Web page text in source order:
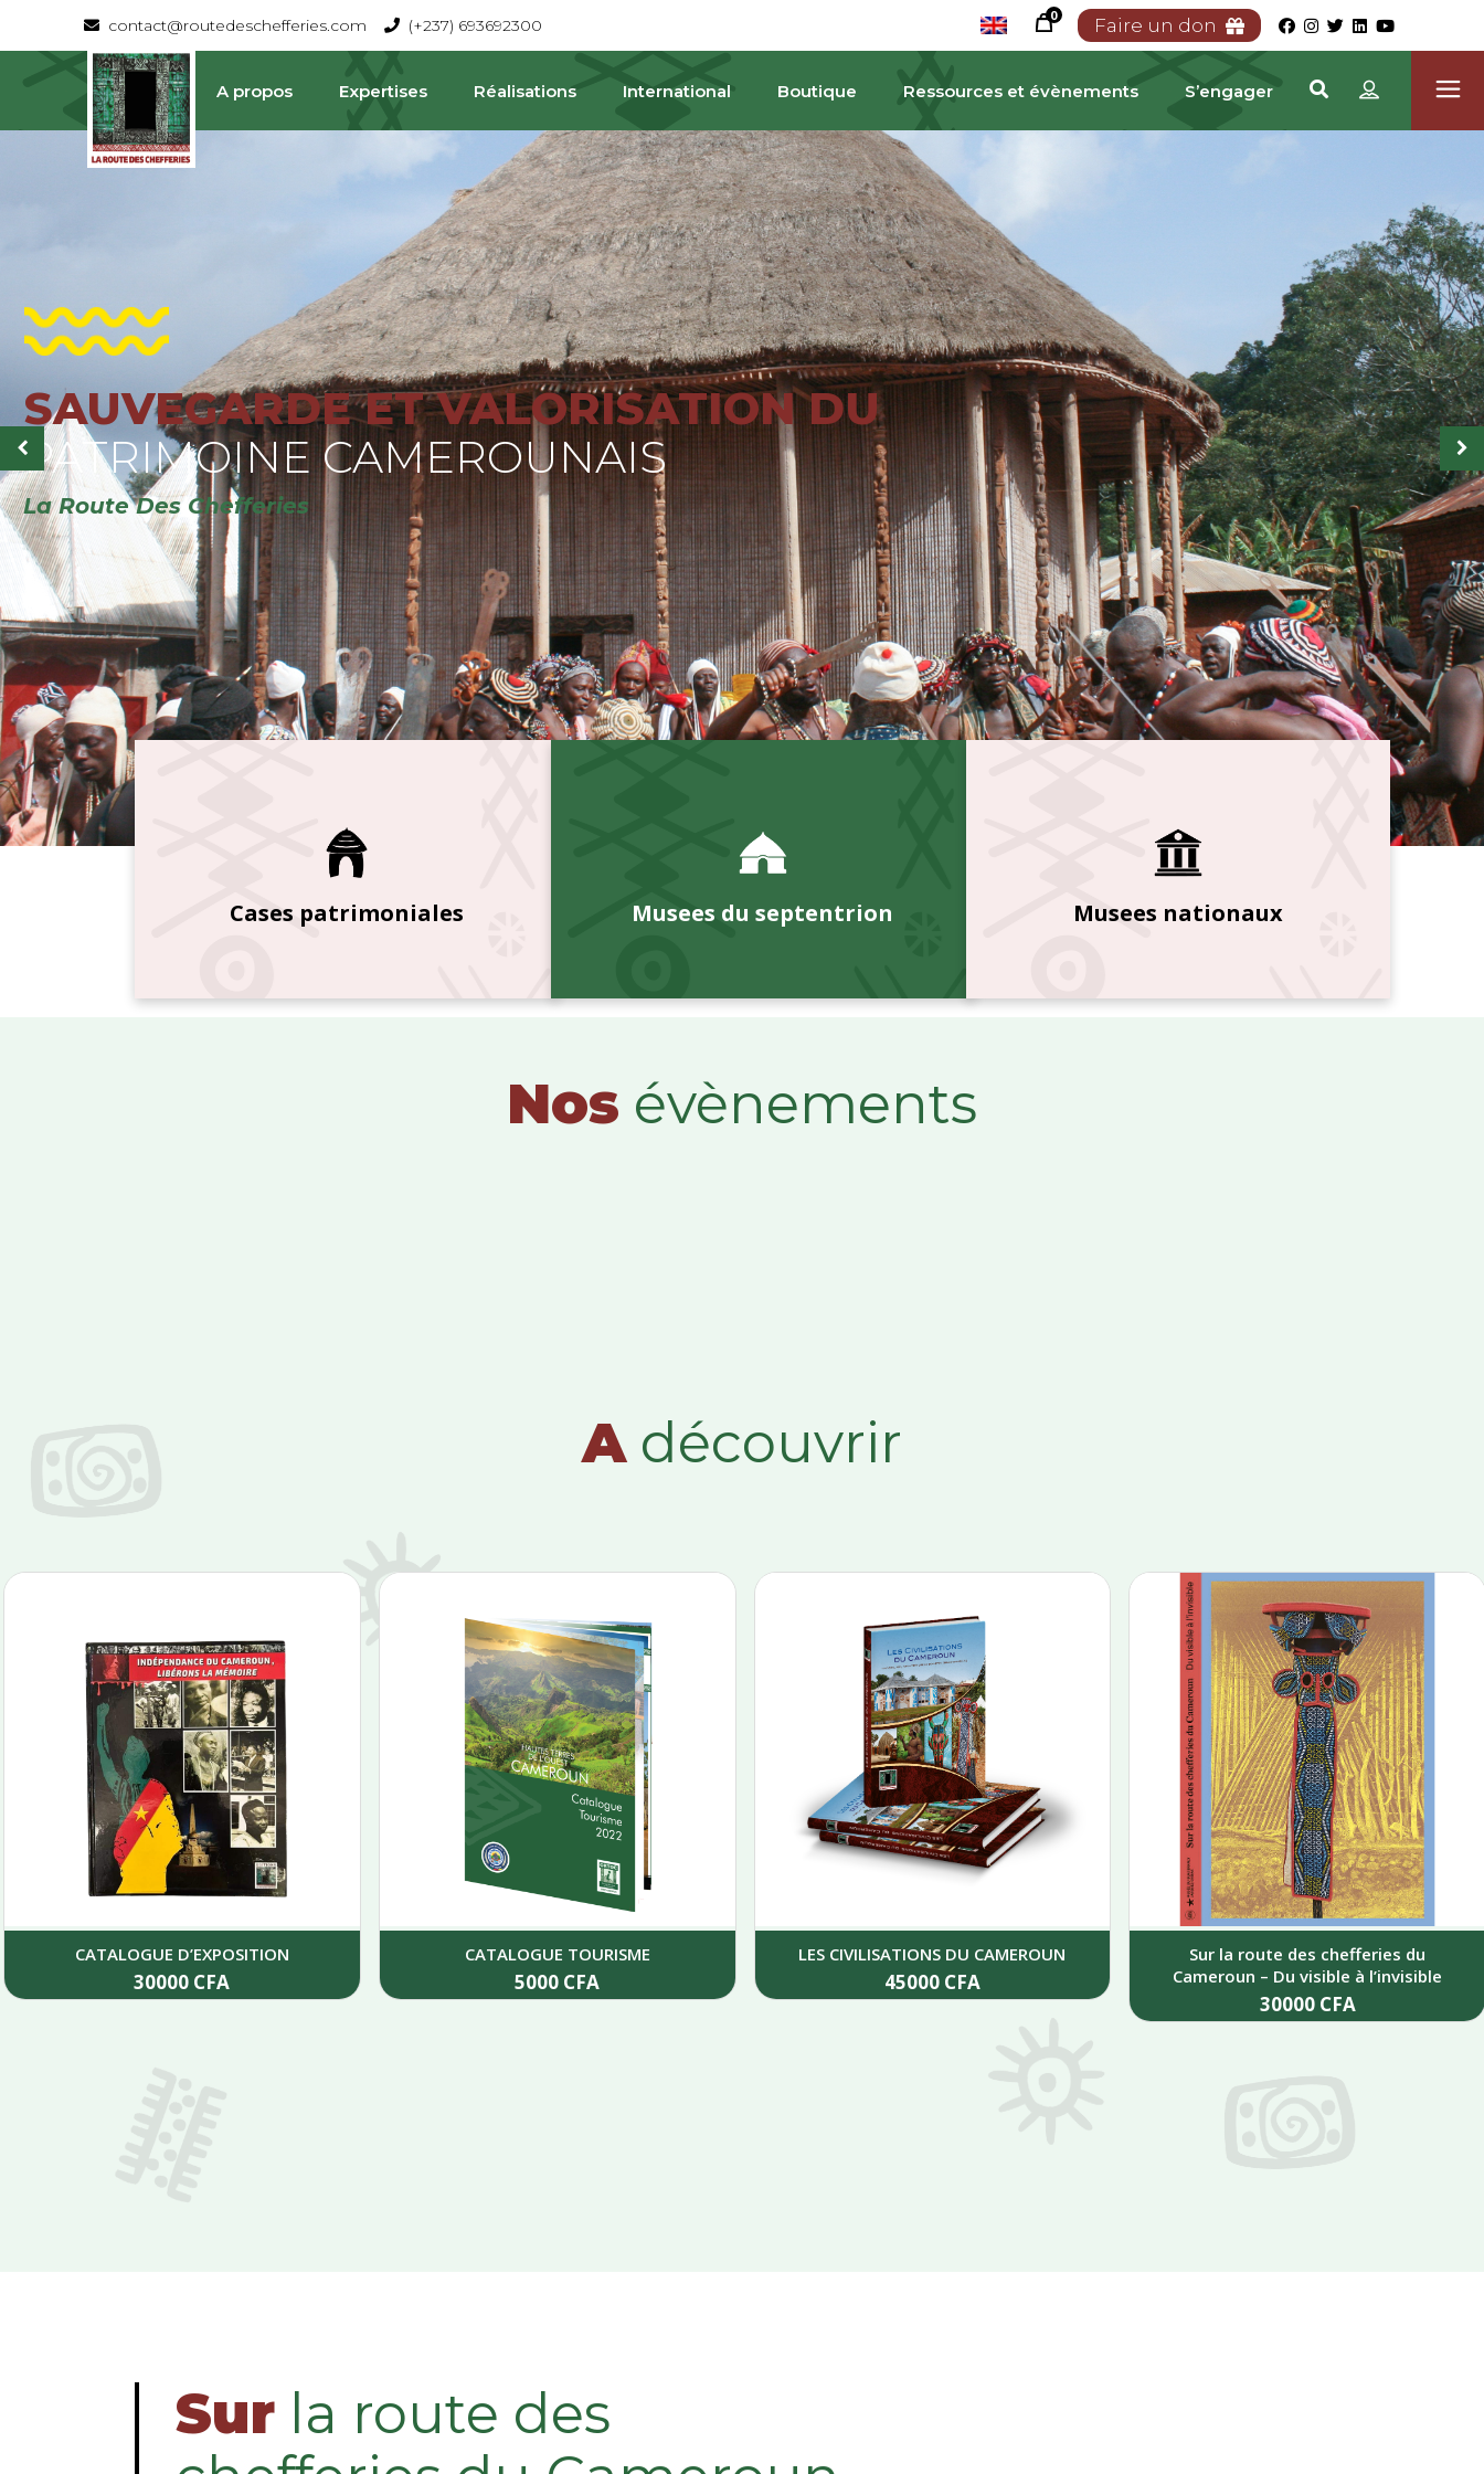
contact@routedeschefferies.com (+237) 693692300
0 Faire un don
A propos Expertises Réalisations International Boutique Ressources et évènements S’engager
SAUVEGARDE ET VALORISATION DU
La Route Des Chefferies
PATRIMOINE
Cases patrimoniales Musees du septentrion Musees nationaux
Nos évènements
Adécouvrir
CATALOGUE D’EXPOSITION
30000 CFA
CATALOGUE TOURISME
5000 CFA
LES CIVILISATIONS DU CAMEROUN
45000 CFA
Sur la route des chefferies du
Cameroun – Du visible à l’invisible
30000 CFA
Sur la route des